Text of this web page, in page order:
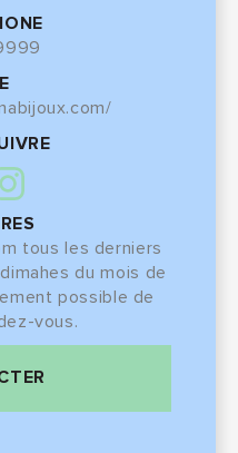
tous les derniers
du mois de
possible de
vous.